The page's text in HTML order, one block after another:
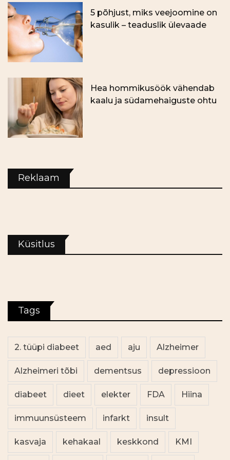
5 põhjust, miks veejoomine on
kasulik – teaduslik ülevaade
Hea hommikusöök vähendab
kaalu ja südamehaiguste ohtu
Reklaam
Küsitlus
Tags
2. tüüpi diabeet aed aju Alzheimer
Alzheimeri tõbi dementsus depressioon
diabeet dieet elekter FDA Hiina
immuunsüsteem infarkt insult
kasvaja kehakaal keskkond KMI